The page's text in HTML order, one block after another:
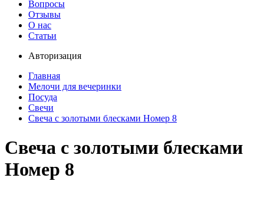
Вопросы
Отзывы
О нас
Статьи
Авторизация
Главная
Мелочи для вечеринки
Посуда
Свечи
Свеча с золотыми блесками Номер 8
Свеча с золотыми блесками
Номер 8